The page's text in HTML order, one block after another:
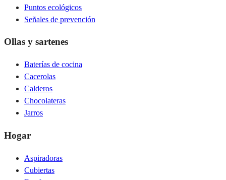
Puntos ecológicos
Señales de prevención
Ollas y sartenes
Baterías de cocina
Cacerolas
Calderos
Chocolateras
Jarros
Hogar
Aspiradoras
Cubiertas